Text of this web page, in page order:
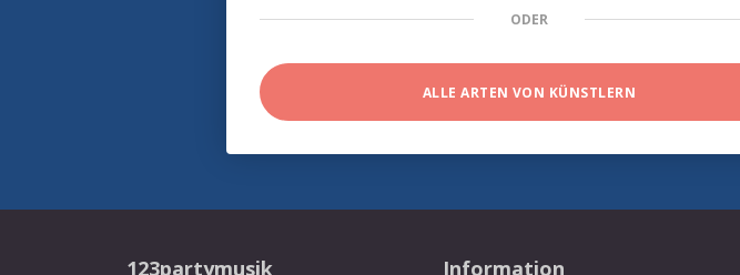
ODER
ALLE ARTEN VON KÜNSTLERN
123partymusik Information